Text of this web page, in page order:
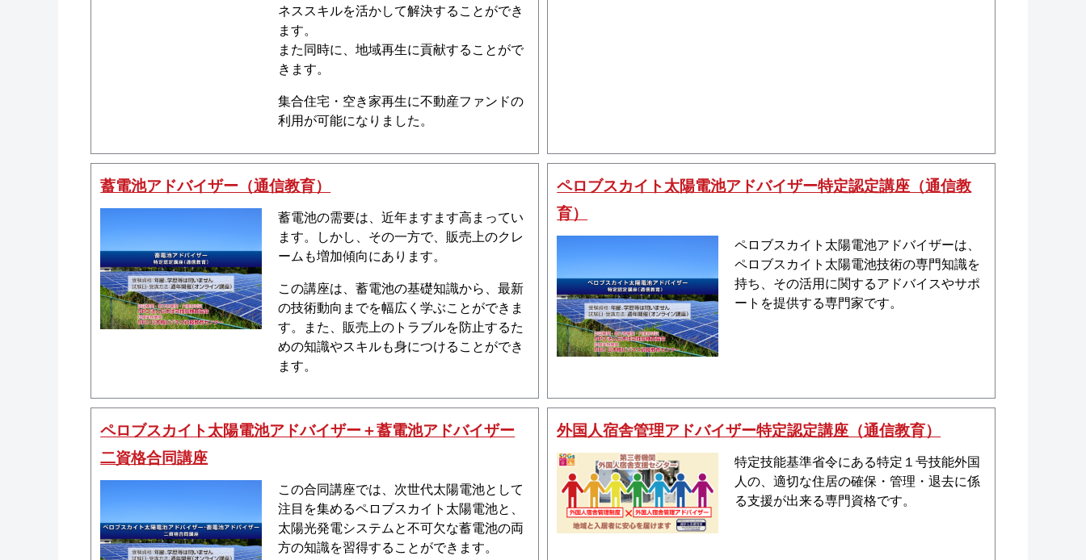
ネススキルを活かして解決することができ
ます。
また同時に、地域再生に貢献することがで
きます。
集合住宅・空き家再生に不動産ファンドの
利用が可能になりました。
蓄電池アドバイザー（通信教育）
蓄電池の需要は、近年ますます高まってい
ます。しかし、その一方で、販売上のクレ
ームも増加傾向にあります。
この講座は、蓄電池の基礎知識から、最新
の技術動向までを幅広く学ぶことができま
す。また、販売上のトラブルを防止するた
めの知識やスキルも身につけることができ
ます。
ペロブスカイト太陽電池アドバイザー特定認定講座（通信教
育）
ペロブスカイト太陽電池アドバイザーは、
ペロブスカイト太陽電池技術の専門知識を
持ち、その活用に関するアドバイスやサポ
ートを提供する専門家です。
ペロブスカイト太陽電池アドバイザー＋蓄電池アドバイザー
二資格合同講座
この合同講座では、次世代太陽電池として
注目を集めるペロブスカイト太陽電池と、
太陽光発電システムと不可欠な蓄電池の両
方の知識を習得することができます。
外国人宿舎管理アドバイザー特定認定講座（通信教育）
特定技能基準省令にある特定１号技能外国
人の、適切な住居の確保・管理・退去に係
る支援が出来る専門資格です。